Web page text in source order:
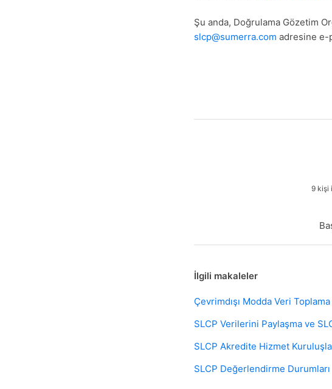
Şu anda, Doğrulama Gözetim
slcp@sumerra.com adresine e-
9 kişi
İlgili makaleler
Çevrimdışı Modda Veri
SLCP Verilerini Paylaşma ve
SLCP Akredite Hizmet
SLCP Değerlendirme Durumları